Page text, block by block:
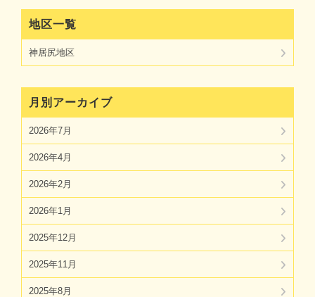
地区一覧
神居尻地区
月別アーカイブ
2026年7月
2026年4月
2026年2月
2026年1月
2025年12月
2025年11月
2025年8月